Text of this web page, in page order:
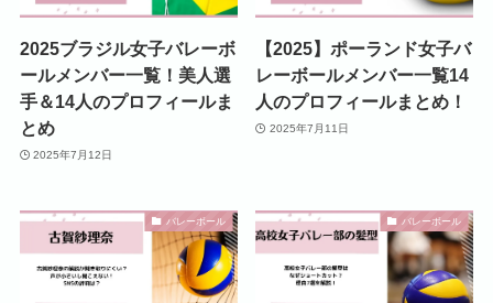
2025ブラジル女子バレーボ
ールメンバー一覧！美人選
手＆14人のプロフィールま
とめ
2025年7月12日
【2025】ポーランド女子バ
レーボールメンバー一覧14
人のプロフィールまとめ！
2025年7月11日
バレーボール バレーボール